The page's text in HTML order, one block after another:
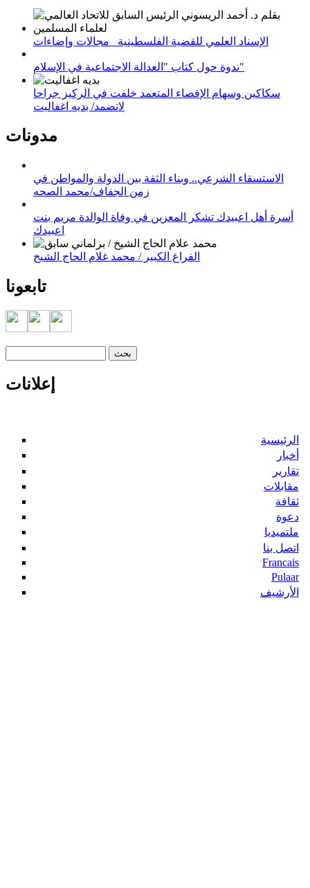
الإسناد العلمي للقضية الفلسطينية_ مجالات وإضاءات
ندوة حول كتاب "العدالة الاجتماعية في الإسلام"
سكاكين وسهام الإقصاء المتعمد خلفت في الركيز جراحا
لاتضمد/ بديه اغفاليت
مدونات
الاستسقاء الشرعي.. وبناء الثقة بين الدولة والمواطن في
زمن الجفاف/محمد الصحه
أسرة أهل اعبيدك تشكر المعزين في وفاة الوالدة مريم بنت
اعبيدك
الفراغ الكبير / محمد غلام الحاج الشيخ
تابعونا
إعلانات
الرئيسية
أخبار
تقارير
مقابلات
ثقافة
دعوة
ملتميديا
اتصل بنا
Francais
Pulaar
الأرشيف